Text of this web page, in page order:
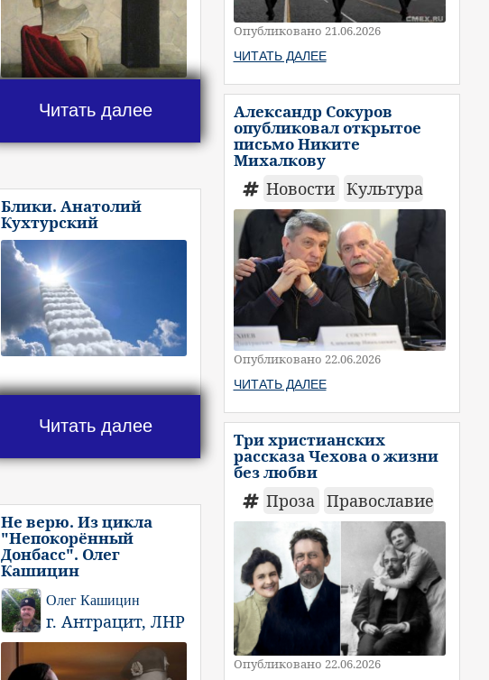
Читать далее
Блики. Анатолий
Кухтурский
Читать далее
Не верю. Из цикла
"Непокорённый
Донбасс". Олег
Кашицин
Олег Кашицин
г. Антрацит, ЛНР
Опубликовано 21.06.2026
ЧИТАТЬ ДАЛЕЕ
Александр Сокуров
опубликовал открытое
письмо Никите
Михалкову
Новости Культура
Опубликовано 22.06.2026
ЧИТАТЬ ДАЛЕЕ
Три христианских
рассказа Чехова о жизни
без любви
Проза Православие
Опубликовано 22.06.2026